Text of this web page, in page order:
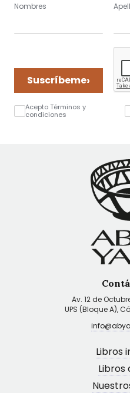
Nombres
Suscríbeme›
Acepto Términos y
condiciones
Av. 12 de
UPS (Bloque A),
Libros
Libros